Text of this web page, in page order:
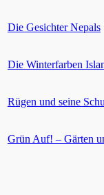
Die Gesichter Nepals
Die Winterfarben
Rügen und seine
Grün Auf! – Gärten